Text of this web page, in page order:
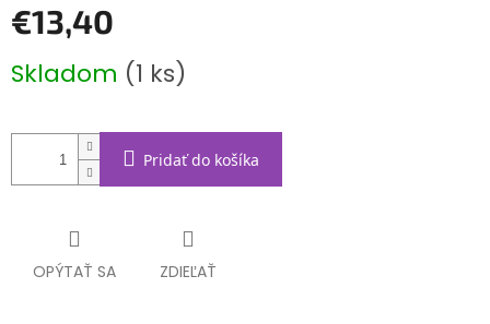
€13,40
cena:
Skladom (1 ks)
Pridať do košíka
OPÝTAŤ SA ZDIEĽAŤ